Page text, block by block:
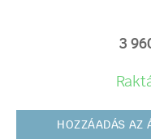
3
HOZZÁADÁS AZ